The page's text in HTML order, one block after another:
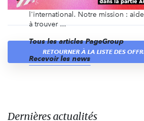
des recrutements volumiques, en
l'international. Notre mission :
à trouver ...
Tous les articles PageGroup
Recevoir les news
RETOURNER À LA LISTE DES
Dernières actualités